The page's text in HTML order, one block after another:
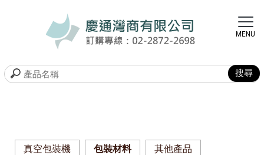
真空包裝機 包裝材料 其他產品